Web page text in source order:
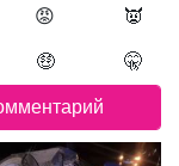
😡 👿
🤑 🤫